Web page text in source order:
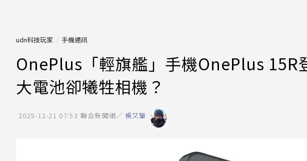
udn科技玩家 手機通訊
OnePlus「輕旗艦」手機OnePlus 15R
大電池卻犧牲相機？
2025-12-21 07:53 聯合新聞網／ 楊又肇